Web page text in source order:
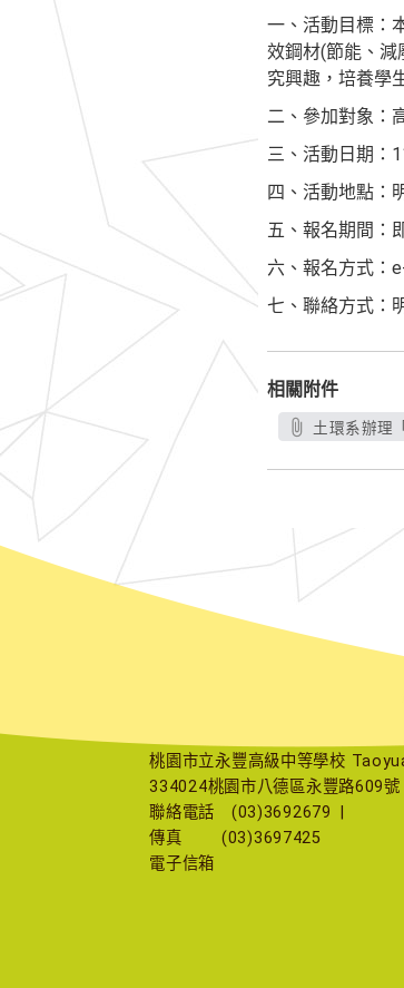
一、活動目標：
效鋼材(節能、減
究興趣，培養學
二、參加對象：
三、活動日期：
四、活動地點：
五、報名期間：
六、報名方式：
七、聯絡方式：
相關附件
土環系辦理
桃園市立永豐高級中等學校
334024桃園市八德區永豐路609號
聯絡電話
(03)3692679
傳真
(03)3697425
電子信箱